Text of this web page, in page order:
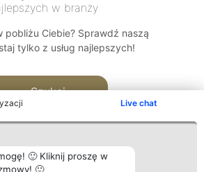
Live chat
🙂 Kliknij proszę w
🙂
w branży
pobliżu Ciebie? Sprawdź naszą
tylko z usług najlepszych!
Szukaj